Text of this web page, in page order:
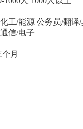
化工/能源 公务员/翻译
通信/电子
月